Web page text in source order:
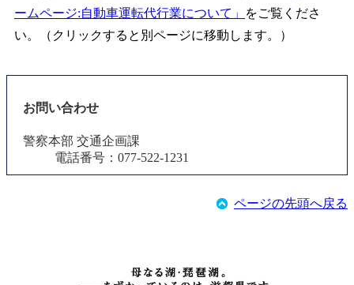
ームページ:自動車運転代行業について」
をご覧くださ
い。（クリックすると別ページに移動します。）
お問い合わせ
警察本部 交通企画課
電話番号：077-522-1231
ページの先頭へ戻る